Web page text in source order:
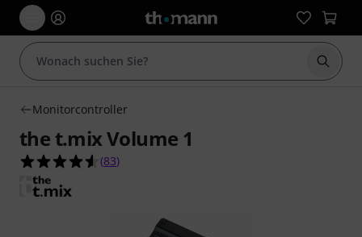
Suche
Monitorcontroller
the t.mix Volume 1
4.5 von 5 Sternen aus 83 Kundenbewertungen
(83)